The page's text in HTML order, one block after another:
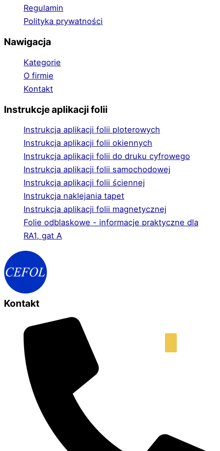
Regulamin
Polityka prywatności
Nawigacja
Kategorie
O firmie
Kontakt
Instrukcje aplikacji folii
Instrukcja aplikacji folii ploterowych
Instrukcja aplikacji folii okiennych
Instrukcja aplikacji folii do druku cyfrowego
Instrukcja aplikacji folii samochodowej
Instrukcja aplikacji folii ściennej
Instrukcja naklejania tapet
Instrukcja aplikacji folii magnetycznej
Folie odblaskowe - informacje praktyczne dla
RA1, gat A
Kontakt